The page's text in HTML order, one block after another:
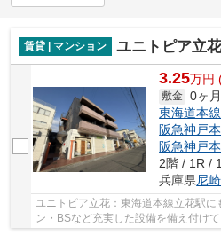
賃貸 | マンション ユニトピア立花
3.25万円
敷金 0ヶ月
東海道本線
阪急神戸
阪急神戸
2階 / 1R /
兵庫県尼
ユニトピア立花：東海道本線立花駅
ン・BSなど充実した設備を備え付け